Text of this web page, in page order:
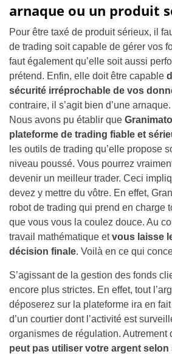
arnaque ou un produit
Pour être taxé de produit sérieux, il
de trading soit capable de gérer vos
faut également qu’elle soit aussi
prétend. Enfin, elle doit être capable
sécurité irréprochable de vos
contraire, il s’agit bien d’une arnaque.
Nous avons pu établir que
plateforme de trading fiable et
les outils de trading qu’elle propose
niveau poussé. Vous pourrez
devenir un meilleur trader. Ceci
devez y mettre du vôtre. En effet,
robot de trading qui prend en charge
que vous vous la coulez douce. Au
travail mathématique etvous laisse
décision finale. Voilà en ce qui
S’agissant de la gestion des fonds
encore plus strictes. En effet, tout
déposerez sur la plateforme ira en
d’un courtier dont l’activité est
organismes de régulation. Autrement
peut pas utiliser votre argent